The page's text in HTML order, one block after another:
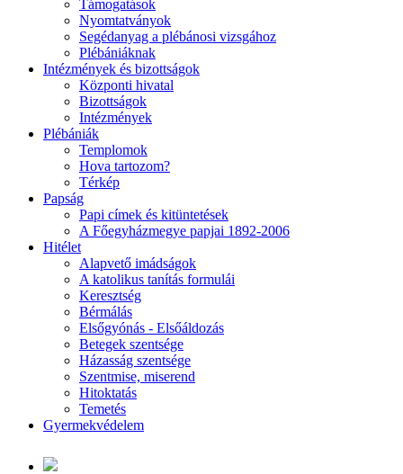
Támogatások
Nyomtatványok
Segédanyag a plébánosi vizsgához
Plébániáknak
Intézmények és bizottságok
Központi hivatal
Bizottságok
Intézmények
Plébániák
Templomok
Hova tartozom?
Térkép
Papság
Papi címek és kitüntetések
A Főegyházmegye papjai 1892-2006
Hitélet
Alapvető imádságok
A katolikus tanítás formulái
Keresztség
Bérmálás
Elsőgyónás - Elsőáldozás
Betegek szentsége
Házasság szentsége
Szentmise, miserend
Hitoktatás
Temetés
Gyermekvédelem